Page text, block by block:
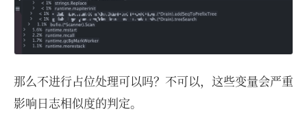
那么不进行占位处理可以吗？不可以，这些变量会严重
影响日志相似度的判定。